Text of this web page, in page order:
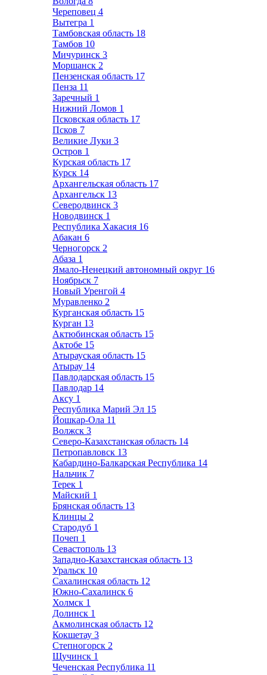
Череповец 4
Вытегра 1
Тамбовская область 18
Тамбов 10
Мичуринск 3
Моршанск 2
Пензенская область 17
Пенза 11
Заречный 1
Нижний Ломов 1
Псковская область 17
Псков 7
Великие Луки 3
Остров 1
Курская область 17
Курск 14
Архангельская область 17
Архангельск 13
Северодвинск 3
Новодвинск 1
Республика Хакасия 16
Абакан 6
Черногорск 2
Абаза 1
Ямало-Ненецкий автономный округ 16
Ноябрьск 7
Новый Уренгой 4
Муравленко 2
Курганская область 15
Курган 13
Актюбинская область 15
Актобе 15
Атырауская область 15
Атырау 14
Павлодарская область 15
Павлодар 14
Аксу 1
Республика Марий Эл 15
Йошкар-Ола 11
Волжск 3
Северо-Казахстанская область 14
Петропавловск 13
Кабардино-Балкарская Республика 14
Нальчик 7
Терек 1
Майский 1
Брянская область 13
Клинцы 2
Стародуб 1
Почеп 1
Севастополь 13
Западно-Казахстанская область 13
Уральск 10
Сахалинская область 12
Южно-Сахалинск 6
Холмск 1
Долинск 1
Акмолинская область 12
Кокшетау 3
Степногорск 2
Щучинск 1
Чеченская Республика 11